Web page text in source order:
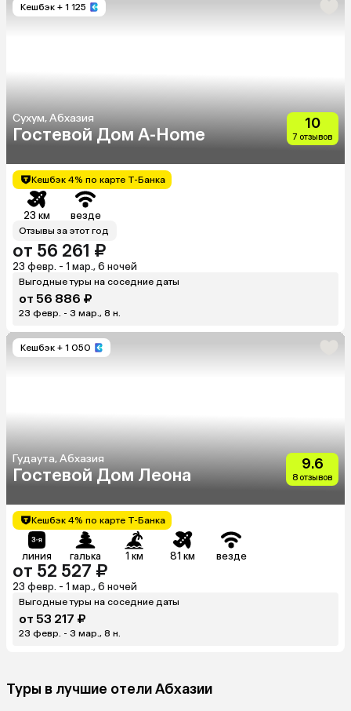
Кешбэк + 1 125
Сухум, Абхазия
Гостевой Дом A-Home
10
7 отзывов
Кешбэк 4% по карте Т-Банка
23 км везде
Отзывы за этот год
от 56 261 ₽
23 февр. - 1 мар., 6 ночей
Выгодные туры на соседние даты
от 56 886 ₽
23 февр. - 3 мар., 8 н.
Кешбэк + 1 050
Гудаута, Абхазия
Гостевой Дом Леона
9.6
8 отзывов
Кешбэк 4% по карте Т-Банка
линия галька 1 км 81 км везде
от 52 527 ₽
23 февр. - 1 мар., 6 ночей
Выгодные туры на соседние даты
от 53 217 ₽
23 февр. - 3 мар., 8 н.
Туры в лучшие отели Абхазии